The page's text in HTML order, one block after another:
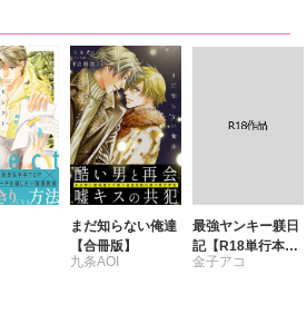
まだ知らない俺達
【合冊版】
九条AOI
最強ヤンキー躾日
記【R18単行本
版】
金子アコ